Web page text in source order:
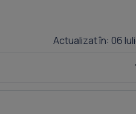
conditionat, mobilier pentru
profesionala si
unei luni de chirie
unei vizionari,
Actualizat în: 06